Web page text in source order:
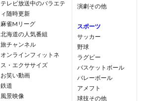
テレビ放送中のバラエテ
ィ随時更新
麻雀Mリーグ
北海道の人気番組
旅チャンネル
オンラインフィットネ
ス・エクササイズ
お笑い動画
鉄道
風景映像
演劇その他
スポーツ
サッカー
野球
ラグビー
バスケットボール
バレーボール
アメフト
球技その他